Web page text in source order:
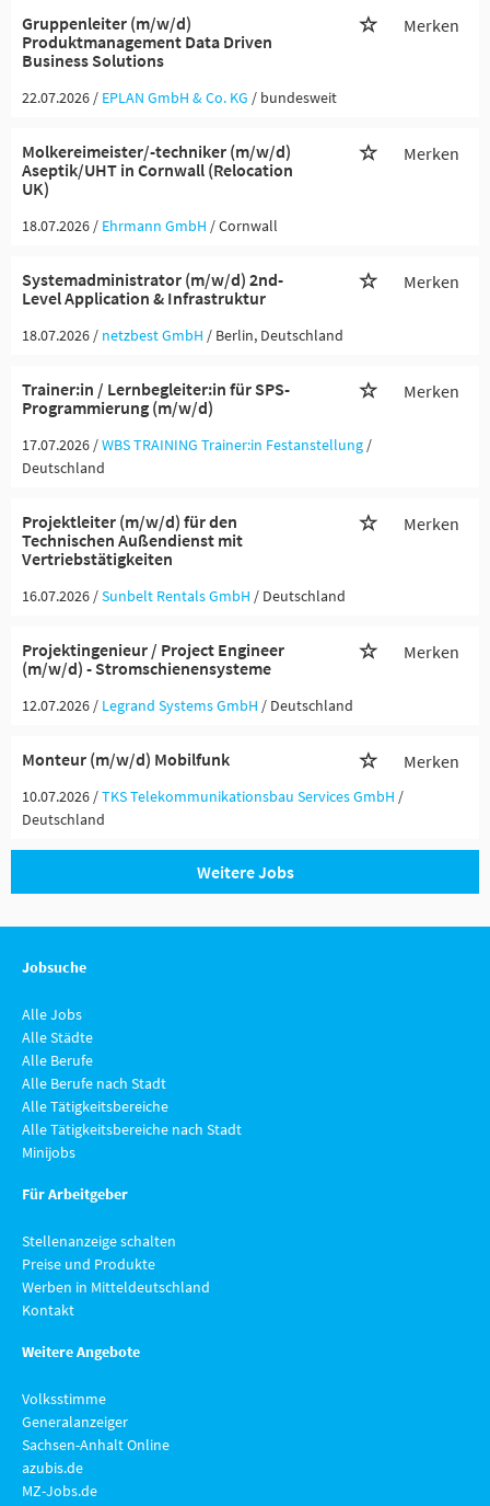
Gruppenleiter (m/w/d)
Produktmanagement Data Driven
Business Solutions
Merken
22.07.2026 / EPLAN GmbH & Co. KG / bundesweit
Molkereimeister/-techniker (m/w/d)
Aseptik/UHT in Cornwall (Relocation
UK)
Merken
18.07.2026 / Ehrmann GmbH / Cornwall
Systemadministrator (m/w/d) 2nd-
Level Application & Infrastruktur
Merken
18.07.2026 / netzbest GmbH / Berlin, Deutschland
Trainer:in / Lernbegleiter:in für SPS-
Programmierung (m/w/d)
Merken
17.07.2026 /WBS TRAINING Trainer:in Festanstellung /
Deutschland
Projektleiter (m/w/d) für den
Technischen Außendienst mit
Vertriebstätigkeiten
Merken
16.07.2026 /Sunbelt Rentals GmbH / Deutschland
Projektingenieur / Project Engineer
(m/w/d) - Stromschienensysteme
Merken
12.07.2026 / Legrand Systems GmbH / Deutschland
Monteur (m/w/d) Mobilfunk Merken
10.07.2026 /TKS Telekommunikationsbau Services GmbH /
Deutschland
Weitere Jobs
Jobsuche
Alle Jobs
Alle Städte
Alle Berufe
Alle Berufe nach Stadt
Alle Tätigkeitsbereiche
Alle Tätigkeitsbereiche nach Stadt
Minijobs
Für Arbeitgeber
Stellenanzeige schalten
Preise und Produkte
Werben in Mitteldeutschland
Kontakt
Weitere Angebote
Volksstimme
Generalanzeiger
Sachsen-Anhalt Online
azubis.de
MZ-Jobs.de